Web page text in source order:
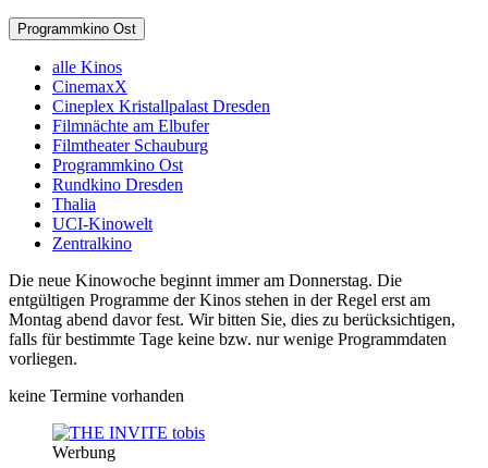
Programmkino Ost
alle Kinos
CinemaxX
Cineplex Kristallpalast Dresden
Filmnächte am Elbufer
Filmtheater Schauburg
Programmkino Ost
Rundkino Dresden
Thalia
UCI-Kinowelt
Zentralkino
Die neue Kinowoche beginnt immer am Donnerstag. Die
entgültigen Programme der Kinos stehen in der Regel erst am
Montag abend davor fest. Wir bitten Sie, dies zu berücksichtigen,
falls für bestimmte Tage keine bzw. nur wenige Programmdaten
vorliegen.
keine Termine vorhanden
Werbung